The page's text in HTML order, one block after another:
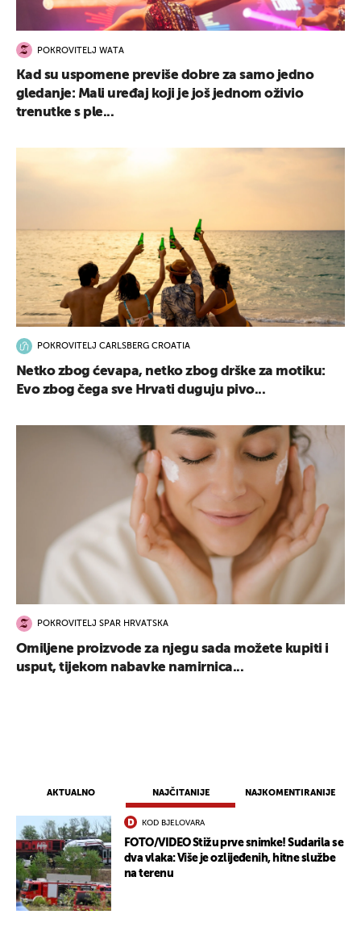
AKTUALNO NAJČITANIJE NAJKOMENTIRANIJE
KOD BJELOVARA
FOTO/VIDEO Stižu prve snimke! Sudarila se
dva vlaka: Više je ozlijeđenih, hitne službe
na terenu
POKROVITELJ WATA
Kad su uspomene previše dobre za samo jedno
gledanje: Mali uređaj koji je još jednom oživio
trenutke s ple...
POKROVITELJ CARLSBERG CROATIA
Netko zbog ćevapa, netko zbog drške za motiku:
Evo zbog čega sve Hrvati duguju pivo...
POKROVITELJ SPAR HRVATSKA
Omiljene proizvode za njegu sada možete kupiti i
usput, tijekom nabavke namirnica...